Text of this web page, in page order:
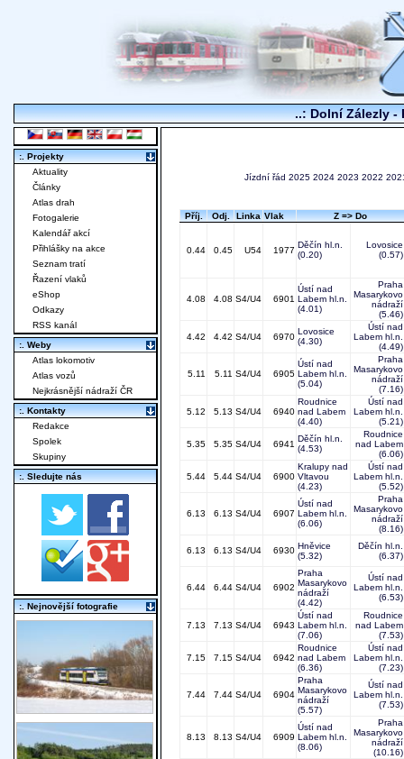
..: Dolní Zálezly -
Jízdní řád 2025 2024 2023 2022
Příj. Odj. Linka Vlak Z => Do
0.44 0.45 U54 1977
Děčín hl.n.
(0.20)
Lovosice
(0.57)
4.08 4.08 S4/U4 6901
Ústí nad
Labem hl.n.
(4.01)
Praha
Masarykovo
nádraží
(5.46)
4.42 4.42 S4/U4 6970
Lovosice
(4.30)
Ústí nad
Labem hl.n.
(4.49)
5.11 5.11 S4/U4 6905
Ústí nad
Labem hl.n.
(5.04)
Praha
Masarykovo
nádraží
(7.16)
5.12 5.13 S4/U4 6940
Roudnice
nad Labem
(4.40)
Ústí nad
Labem hl.n.
(5.21)
5.35 5.35 S4/U4 6941
Děčín hl.n.
(4.53)
Roudnice
nad Labem
(6.06)
5.44 5.44 S4/U4 6900
Kralupy nad
Vltavou
(4.23)
Ústí nad
Labem hl.n.
(5.52)
6.13 6.13 S4/U4 6907
Ústí nad
Labem hl.n.
(6.06)
Praha
Masarykovo
nádraží
(8.16)
6.13 6.13 S4/U4 6930 Hněvice
(5.32)
Děčín hl.n.
(6.37)
6.44 6.44 S4/U4 6902
Praha
Masarykovo
nádraží
(4.42)
Ústí nad
Labem hl.n.
(6.53)
7.13 7.13 S4/U4 6943
Ústí nad
Labem hl.n.
(7.06)
Roudnice
nad Labem
(7.53)
7.15 7.15 S4/U4 6942
Roudnice
nad Labem
(6.36)
Ústí nad
Labem hl.n.
(7.23)
7.44 7.44 S4/U4 6904
Praha
Masarykovo
nádraží
(5.57)
Ústí nad
Labem hl.n.
(7.53)
8.13 8.13 S4/U4 6909
Ústí nad
Labem hl.n.
(8.06)
Praha
Masarykovo
nádraží
(10.16)
:. Projekty
Aktuality
Články
Atlas drah
Fotogalerie
Kalendář akcí
Přihlášky na akce
Seznam tratí
Řazení vlaků
eShop
Odkazy
RSS kanál
:. Weby
Atlas lokomotiv
Atlas vozů
Nejkrásnější nádraží ČR
:. Kontakty
Redakce
Spolek
Skupiny
:. Sledujte nás
:. Nejnovější fotografie